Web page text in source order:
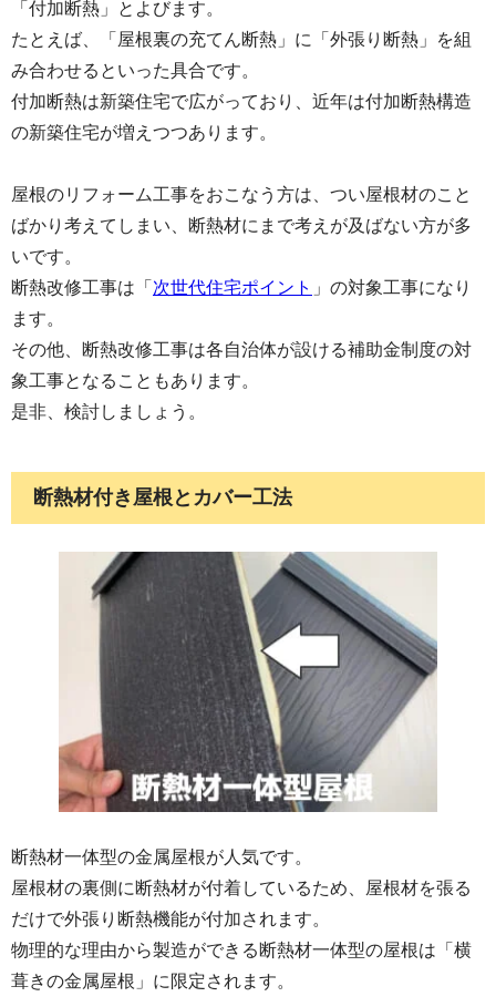
「付加断熱」とよびます。
たとえば、「屋根裏の充てん断熱」に「外張り断熱」を組
み合わせるといった具合です。
付加断熱は新築住宅で広がっており、近年は付加断熱構造
の新築住宅が増えつつあります。
屋根のリフォーム工事をおこなう方は、つい屋根材のこと
ばかり考えてしまい、断熱材にまで考えが及ばない方が多
いです。
断熱改修工事は「 次世代住宅ポイント 」の対象工事になり
ます。
その他、断熱改修工事は各自治体が設ける補助金制度の対
象工事となることもあります。
是非、検討しましょう。
断熱材付き屋根とカバー工法
断熱材一体型の金属屋根が人気です。
屋根材の裏側に断熱材が付着しているため、屋根材を張る
だけで外張り断熱機能が付加されます。
物理的な理由から製造ができる断熱材一体型の屋根は「横
葺きの金属屋根」に限定されます。